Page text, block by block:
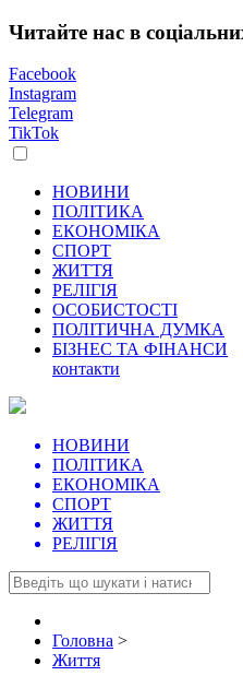
Читайте нас в
Facebook
Instagram
Telegram
TikTok
НОВИНИ
ПОЛІТИКА
ЕКОНОМІКА
СПОРТ
ЖИТТЯ
РЕЛІГІЯ
ОСОБИСТОСТІ
ПОЛІТИЧНА ДУМКА
БІЗНЕС ТА ФІНАНСИ
контакти
НОВИНИ
ПОЛІТИКА
ЕКОНОМІКА
СПОРТ
ЖИТТЯ
РЕЛІГІЯ
Головна >
Життя